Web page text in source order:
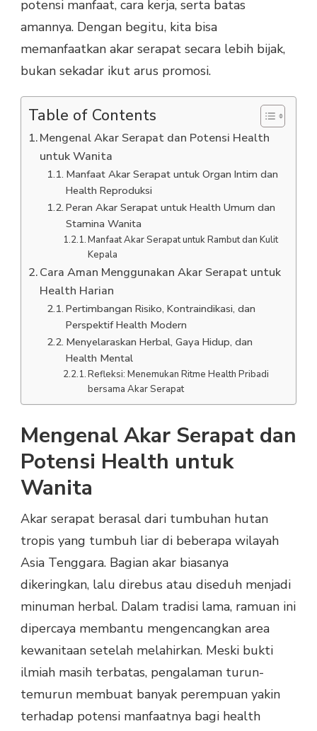
potensi manfaat, cara kerja, serta batas
amannya. Dengan begitu, kita bisa
memanfaatkan akar serapat secara lebih bijak,
bukan sekadar ikut arus promosi.
Table of Contents
Mengenal Akar Serapat dan Potensi Health
untuk Wanita
Manfaat Akar Serapat untuk Organ Intim dan
Health Reproduksi
Peran Akar Serapat untuk Health Umum dan
Stamina Wanita
Manfaat Akar Serapat untuk Rambut dan Kulit
Kepala
Cara Aman Menggunakan Akar Serapat untuk
Health Harian
Pertimbangan Risiko, Kontraindikasi, dan
Perspektif Health Modern
Menyelaraskan Herbal, Gaya Hidup, dan
Health Mental
Refleksi: Menemukan Ritme Health Pribadi
bersama Akar Serapat
Mengenal Akar Serapat dan
Potensi Health untuk
Wanita
Akar serapat berasal dari tumbuhan hutan
tropis yang tumbuh liar di beberapa wilayah
Asia Tenggara. Bagian akar biasanya
dikeringkan, lalu direbus atau diseduh menjadi
minuman herbal. Dalam tradisi lama, ramuan ini
dipercaya membantu mengencangkan area
kewanitaan setelah melahirkan. Meski bukti
ilmiah masih terbatas, pengalaman turun-
temurun membuat banyak perempuan yakin
terhadap potensi manfaatnya bagi health